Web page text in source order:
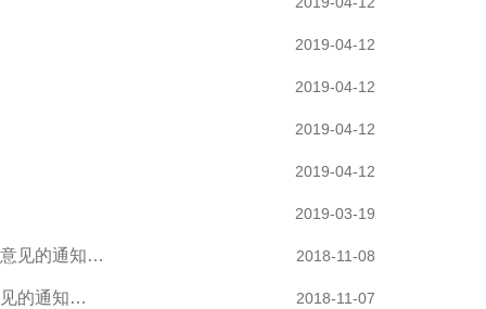
2019-04-12
2019-04-12
2019-04-12
2019-04-12
2019-03-19
见的通知… 2018-11-08
见的通知… 2018-11-07